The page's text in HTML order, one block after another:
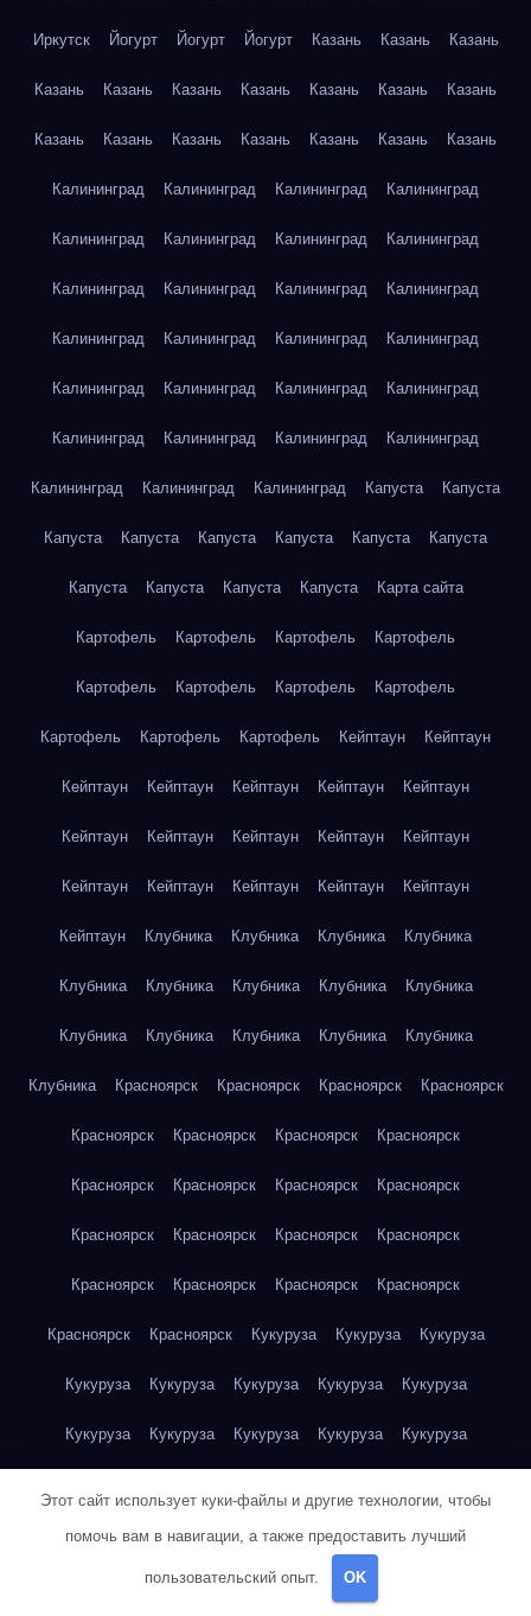
Иркутск Йогурт Йогурт Йогурт Казань Казань Казань
Казань Казань Казань Казань Казань Казань Казань
Казань Казань Казань Казань Казань Казань Казань
Калининград Калининград Калининград Калининград
Калининград Калининград Калининград Калининград
Калининград Калининград Калининград Калининград
Калининград Калининград Калининград Калининград
Калининград Калининград Калининград Калининград
Калининград Калининград Калининград Калининград
Калининград Калининград Калининград Капуста Капуста
Капуста Капуста Капуста Капуста Капуста Капуста
Капуста Капуста Капуста Капуста Карта сайта
Картофель Картофель Картофель Картофель
Картофель Картофель Картофель Картофель
Картофель Картофель Картофель Кейптаун Кейптаун
Кейптаун Кейптаун Кейптаун Кейптаун Кейптаун
Кейптаун Кейптаун Кейптаун Кейптаун Кейптаун
Кейптаун Кейптаун Кейптаун Кейптаун Кейптаун
Кейптаун Клубника Клубника Клубника Клубника
Клубника Клубника Клубника Клубника Клубника
Клубника Клубника Клубника Клубника Клубника
Клубника Красноярск Красноярск Красноярск Красноярск
Красноярск Красноярск Красноярск Красноярск
Красноярск Красноярск Красноярск Красноярск
Красноярск Красноярск Красноярск Красноярск
Красноярск Красноярск Красноярск Красноярск
Красноярск Красноярск Кукуруза Кукуруза Кукуруза
Кукуруза Кукуруза Кукуруза Кукуруза Кукуруза
Кукуруза Кукуруза Кукуруза Кукуруза Кукуруза
Куриная грудка Куриная грудка Куриная грудка
Куриная грудка Куриная грудка Куриная грудка
Этот сайт использует куки-файлы и другие технологии, чтобы
помочь вам в навигации, а также предоставить лучший
пользовательский опыт. OK